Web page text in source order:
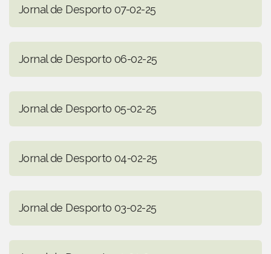
Jornal de Desporto 07-02-25
Jornal de Desporto 06-02-25
Jornal de Desporto 05-02-25
Jornal de Desporto 04-02-25
Jornal de Desporto 03-02-25